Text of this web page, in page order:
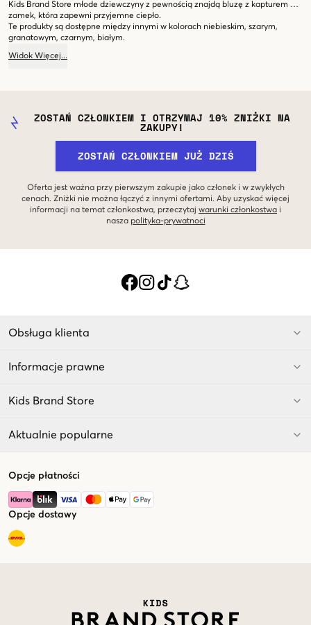
Kids Brand Store młode dziewczyny z pewnością znajdą bluzę z kapturem na
zamek, która zapewni przyjemne ciepło.
Te produkty są dostępne między innymi w kolorach niebieskim, szarym,
granatowym, czarnym, białym.
Widok Więcej...
ZOSTAŃ CZŁONKIEM I OTRZYMAJ 10% ZNIŻKI NA
ZAKUPY!
ZOSTAŃ CZŁONKIEM JUŻ DZIŚ
Oferta jest ważna przy pierwszym zakupie jako członek i w zwykłych
cenach. Zniżki nie można łączyć z innymi ofertami. Aby uzyskać więcej
informacji na temat członkostwa, przeczytaj warunki członkostwa i
nasza polityka-prywatnoci
Obsługa klienta
Informacje prawne
Kids Brand Store
Aktualnie popularne
Opcje płatności
Opcje dostawy